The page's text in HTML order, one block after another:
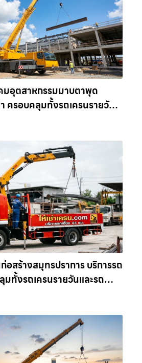
มอุตสาหกรรมมาบตาพุด
า ครอบคลุมทั้งรถเครนรายวัน
อสร้างสมุทรปราการ บริการรถ
มทั้งรถเครนรายวันและรถ